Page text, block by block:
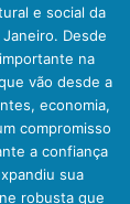
e social da
Desde
na
vão desde a
economia,
compromisso
a confiança
sua
robusta que